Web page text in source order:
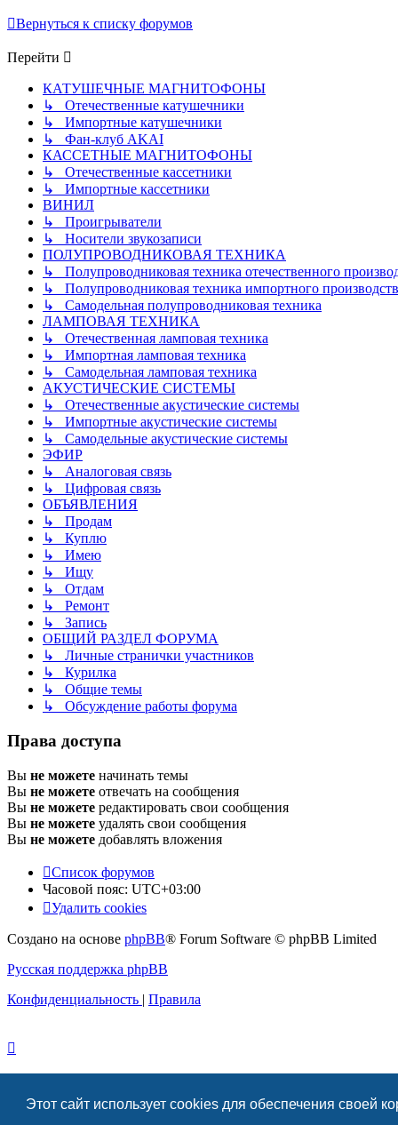
Этот сайт использует cookies для обеспечения своей
Вернуться к списку форумов
Перейти
КАТУШЕЧНЫЕ МАГНИТОФОНЫ
↳ Отечественные катушечники
↳ Импортные катушечники
↳ Фан-клуб AKAI
КАССЕТНЫЕ МАГНИТОФОНЫ
↳ Отечественные кассетники
↳ Импортные кассетники
ВИНИЛ
↳ Проигрыватели
↳ Носители звукозаписи
ПОЛУПРОВОДНИКОВАЯ ТЕХНИКА
↳ Полупроводниковая техника отечественного
↳ Полупроводниковая техника импортного
↳ Самодельная полупроводниковая техника
ЛАМПОВАЯ ТЕХНИКА
↳ Отечественная ламповая техника
↳ Импортная ламповая техника
↳ Самодельная ламповая техника
АКУСТИЧЕСКИЕ СИСТЕМЫ
↳ Отечественные акустические системы
↳ Импортные акустические системы
↳ Самодельные акустические системы
ЭФИР
↳ Аналоговая связь
↳ Цифровая связь
ОБЪЯВЛЕНИЯ
↳ Продам
↳ Куплю
↳ Имею
↳ Ищу
↳ Отдам
↳ Ремонт
↳ Запись
ОБЩИЙ РАЗДЕЛ ФОРУМА
↳ Личные странички участников
↳ Курилка
↳ Общие темы
↳ Обсуждение работы форума
Права доступа
Вы не можете начинать темы
Вы не можете отвечать на сообщения
Вы не можете редактировать свои сообщения
Вы не можете удалять свои сообщения
Вы не можете добавлять вложения
Список форумов
Часовой пояс: UTC+03:00
Удалить cookies
Создано на основе phpBB® Forum Software © phpBB Limited
Русская поддержка phpBB
Конфиденциальность | Правила